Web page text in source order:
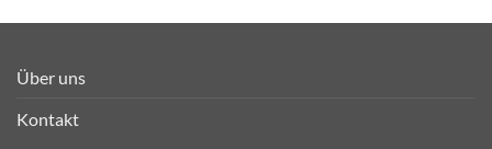
Über uns
Kontakt